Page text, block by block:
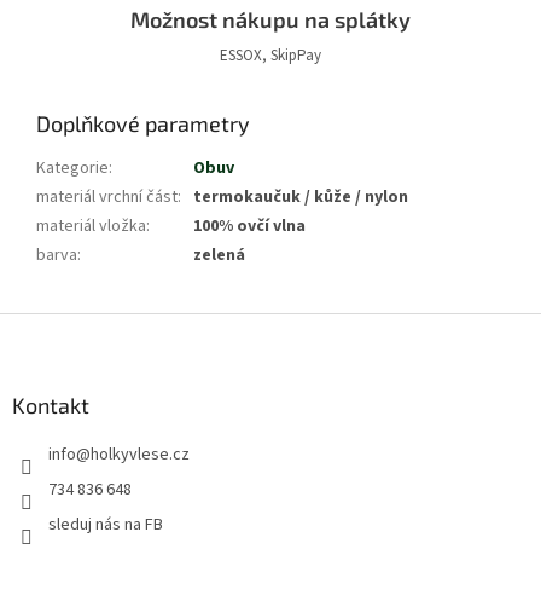
Možnost nákupu na splátky
ESSOX, SkipPay
Doplňkové parametry
Kategorie:
Obuv
materiál vrchní část: termokaučuk / kůže / nylon
materiál vložka:
100% ovčí vlna
barva: zelená
Kontakt
info@holkyvlese.cz
734 836 648
sleduj nás na FB